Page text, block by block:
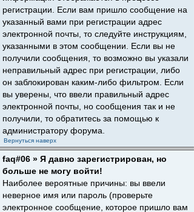
регистрации. Если вам пришло сообщение на
указанный вами при регистрации адрес
электронной почты, то следуйте инструкциям,
указанными в этом сообщении. Если вы не
получили сообщения, то возможно вы указали
неправильный адрес при регистрации, либо
он заблокирован каким-либо фильтром. Если
вы уверены, что ввели правильный адрес
электронной почты, но сообщения так и не
получили, то обратитесь за помощью к
администратору форума.
Вернуться наверх
faq#06 » Я давно зарегистрирован, но
больше не могу войти!
Наиболее вероятные причины: вы ввели
неверное имя или пароль (проверьте
электронное сообщение, которое пришло вам